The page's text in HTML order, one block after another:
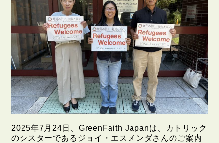
2025年7月24日、GreenFaith Japanは、カトリック
のシスターであるジョイ・エスメンダさんのご案内